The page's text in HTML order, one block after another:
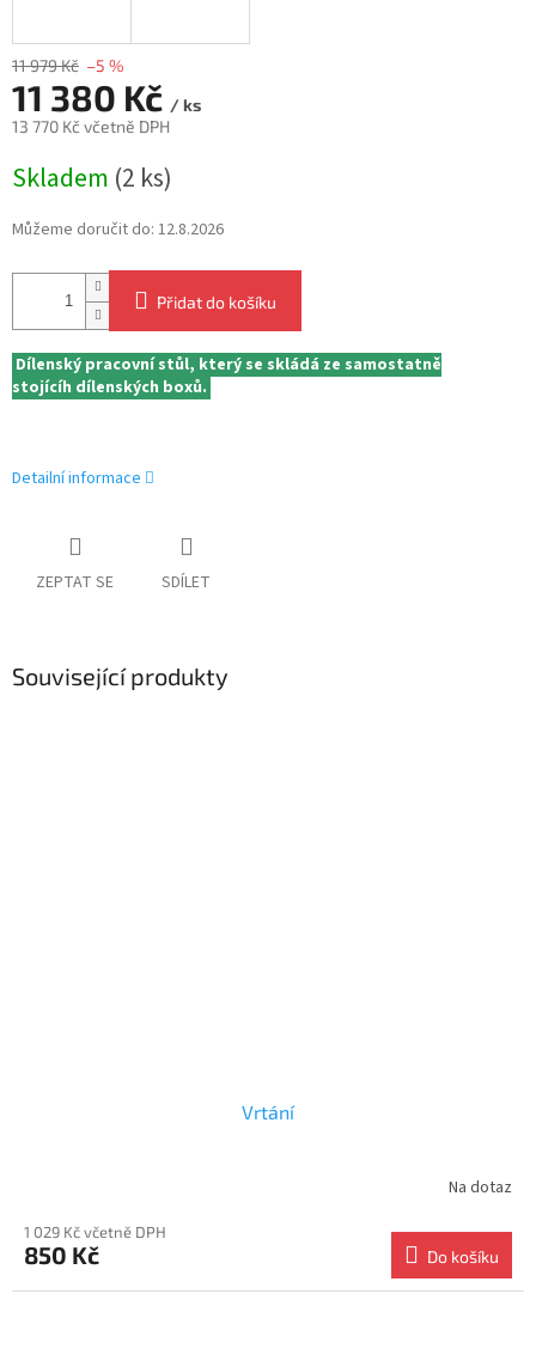
11 979 Kč –5 %
11 380 Kč / ks
13 770 Kč včetně DPH
cena:
Skladem (2 ks)
Můžeme doručit do: 12.8.2026
Přidat do košíku
Dílenský pracovní stůl, který se skládá ze samostatně
stojícíh dílenských boxů.
Detailní informace
ZEPTAT SE SDÍLET
Související produkty
Vrtání
Na dotaz
1 029 Kč včetně DPH
850 Kč Do košíku